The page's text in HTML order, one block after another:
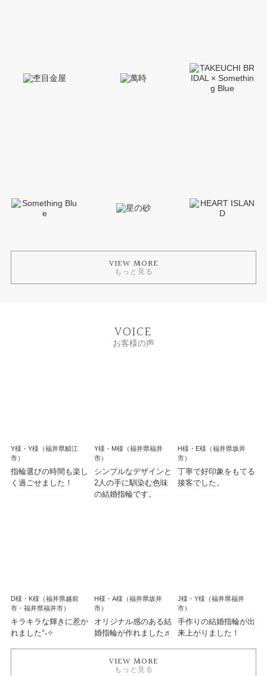
VIEW MORE
もっと見る
VOICE
お客様の声
Y様・Y様（福井県鯖江
市）
指輪選びの時間も楽し
く過ごせました！
Y様・M様（福井県福井
市）
シンプルなデザインと
2人の手に馴染む色味
の結婚指輪です。
H様・E様（福井県坂井
市）
丁寧で好印象をもてる
接客でした。
D様・K様（福井県越前
市・福井県福井市）
キラキラな輝きに惹か
れました°˖✧
H様・A様（福井県坂井
市）
オリジナル感のある結
婚指輪が作れました♬
J様・Y様（福井県福井
市）
手作りの結婚指輪が出
来上がりました！
VIEW MORE
もっと見る